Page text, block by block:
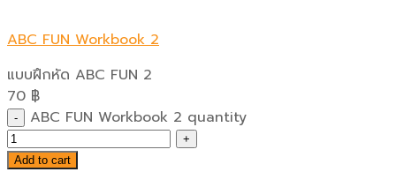
ABC FUN Workbook 2
แบบฝึกหัด ABC FUN 2
70 ฿
ABC FUN Workbook 2 quantity
Add to cart